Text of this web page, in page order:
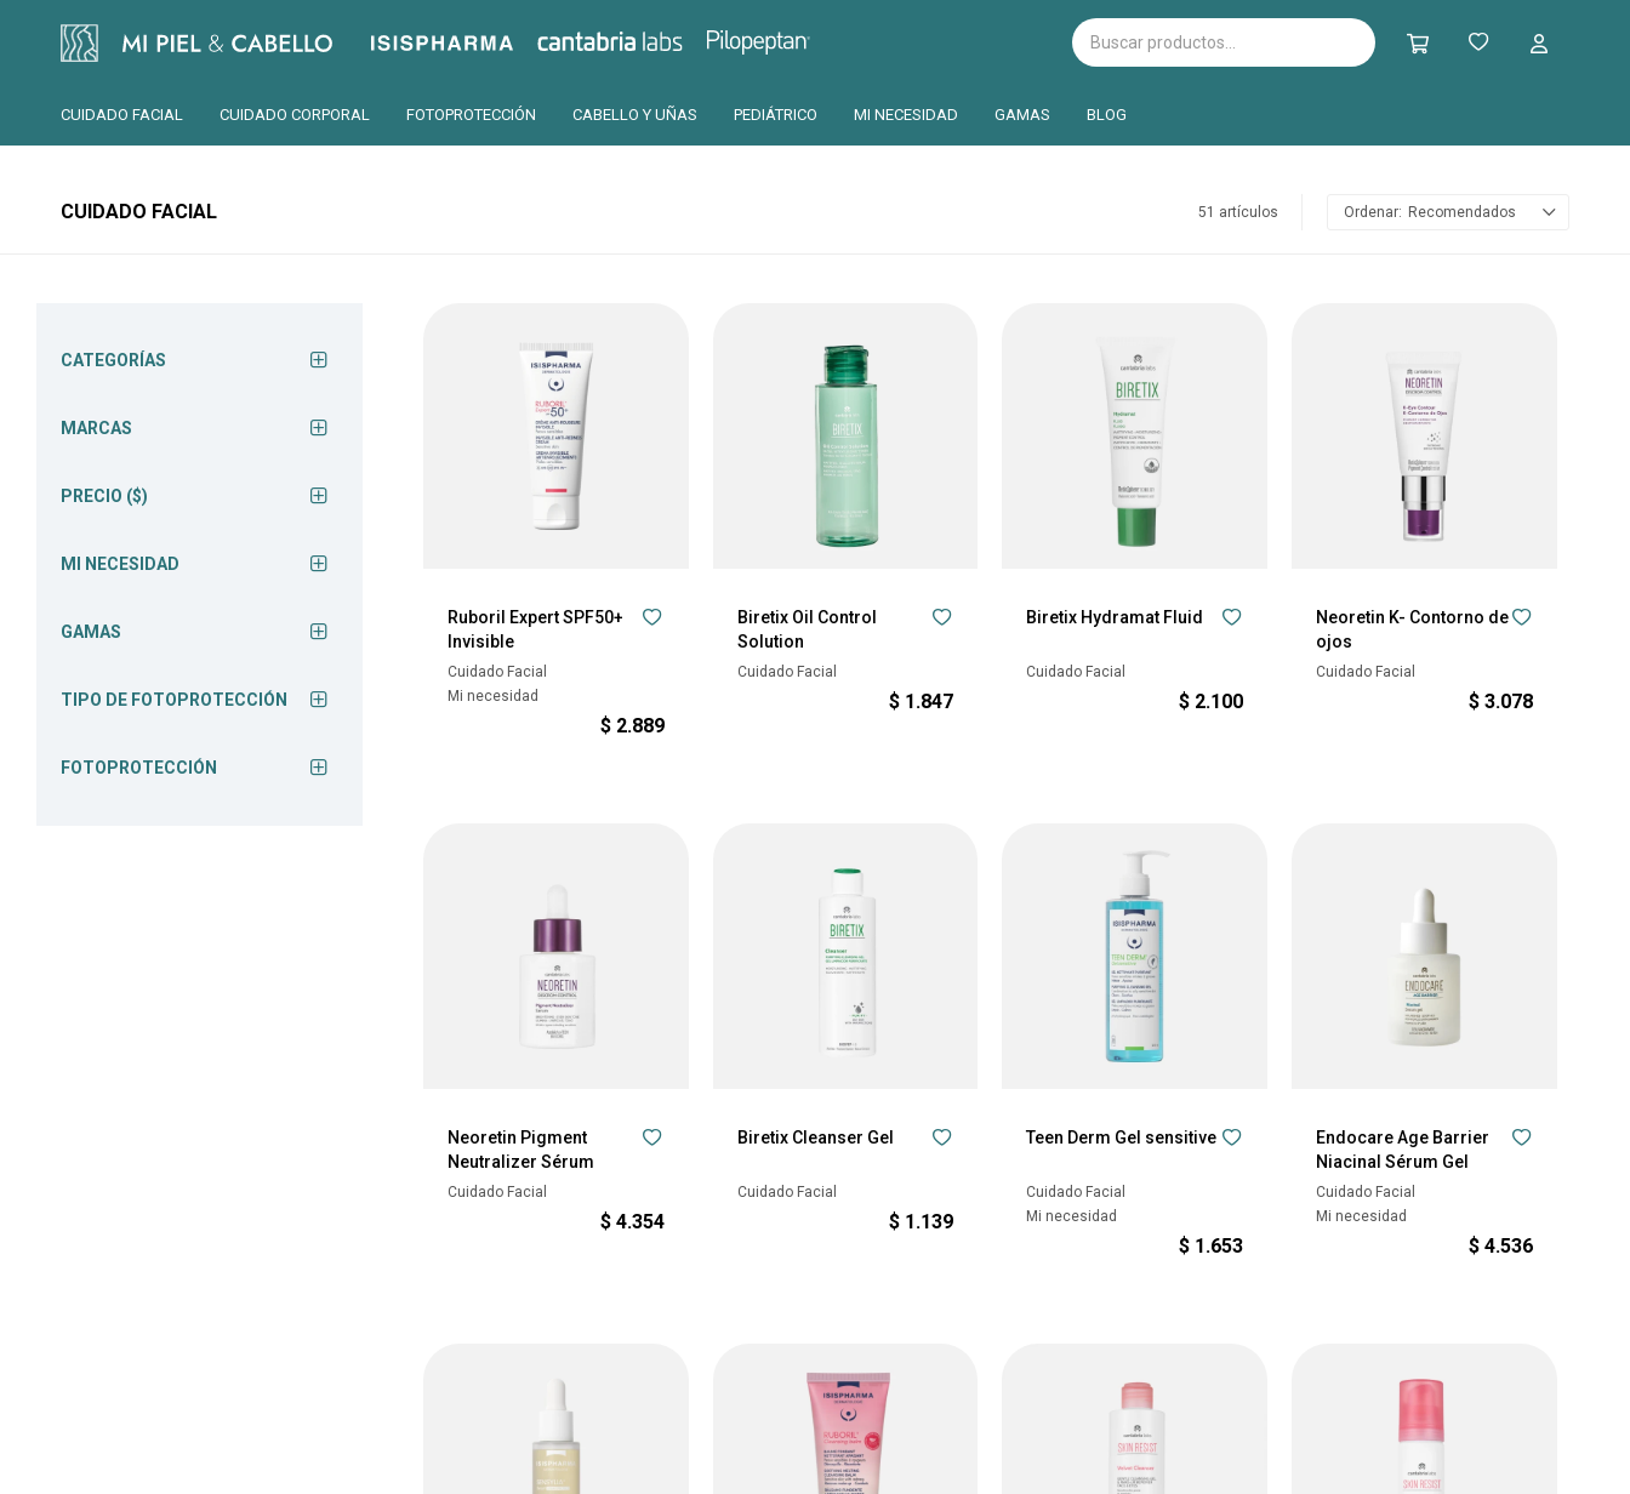
CUIDADO FACIAL CUIDADO CORPORAL FOTOPROTECCIÓN CABELLO Y UÑAS PEDIÁTRICO MI NECESIDAD GAMAS BLOG
Isispharma Cantabria Pilopeptan
CUIDADO FACIAL 51 artículos Recomendados
Ruboril Expert SPF50+
Invisible
Cuidado Facial
Mi necesidad
$ 2.889
Biretix Oil Control
Solution
Cuidado Facial
$ 1.847
Biretix Hydramat Fluid
Cuidado Facial
$ 2.100
Neoretin K- Contorno de
ojos
Cuidado Facial
$ 3.078
Neoretin Pigment
Neutralizer Sérum
Cuidado Facial
$ 4.354
Biretix Cleanser Gel
Cuidado Facial
$ 1.139
Teen Derm Gel sensitive
Cuidado Facial
Mi necesidad
$ 1.653
Endocare Age Barrier
Niacinal Sérum Gel
Cuidado Facial
Mi necesidad
$ 4.536
CATEGORÍAS
MARCAS
PRECIO ($)
MI NECESIDAD
GAMAS
TIPO DE FOTOPROTECCIÓN
FOTOPROTECCIÓN